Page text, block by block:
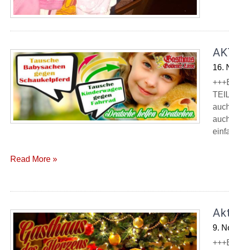
16.
Read More »
9.